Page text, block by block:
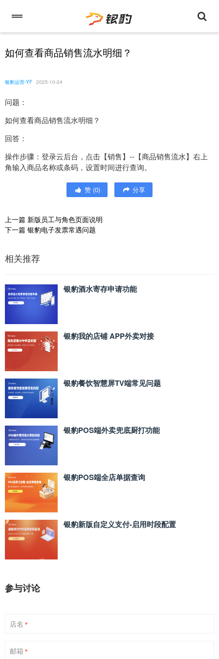
如何查看商品销售流水明细？
银豹运营-YF 2025-10-24
问题：
如何查看商品销售流水明细？
回答：
操作步骤：登录云后台，点击【销售】--【商品销售流水】右上
角输入商品名称或条码，设置时间进行查询。
赞 (0) 分享
上一篇 新版员工与角色页面说明
下一篇 银豹电子发票常遇问题
相关推荐
银豹酒水寄存申请功能
银豹我的店铺 APP外卖对接
银豹餐饮智慧屏TV端常见问题
银豹POS端外卖兜底厨打功能
银豹POS端全店单据查询
银豹新版自定义支付‑启用时段配置
参与讨论
店名 *
邮箱 *